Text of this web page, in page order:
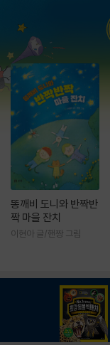
똥깨비 도니와 반짝반
짝 마을 잔치
이현아 글/핸짱 그림